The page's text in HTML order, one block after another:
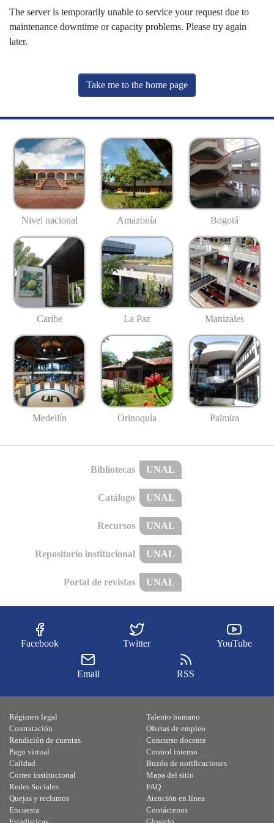
The server is temporarily unable to service your request due to
maintenance downtime or capacity problems. Please try again
later.
Take me to the home page
Nivel nacional Amazonía Bogotá
Caribe La Paz Manizales
Medellín Orinoquía Palmira
Bibliotecas UNAL
Catálogo UNAL
Recursos UNAL
Repositorio institucional UNAL
Portal de revistas UNAL
Facebook Twitter YouTube
Email RSS
Régimen legal
Contratación
Rendición de cuentas
Pago virtual
Calidad
Talento humano
Ofertas de empleo
Concurso docente
Control interno
Buzón de notificaciones
Correo institucional
Redes Sociales
Quejas y reclamos
Encuesta
Mapa del sitio
FAQ
Atención en línea
Contáctenos